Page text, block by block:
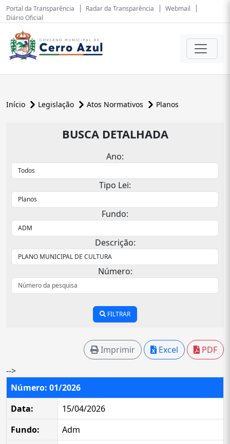
Portal da Transparência Radar da Transparência
Webmail
Diário Oficial
Início Legislação Atos Normativos Planos
BUSCA DETALHADA
Ano:
Tipo Lei:
Fundo:
Descrição:
Número:
FILTRAR
Imprimir Excel
PDF
-->
Número: 01/2026
Data:
15/04/2026
Fundo:
Adm